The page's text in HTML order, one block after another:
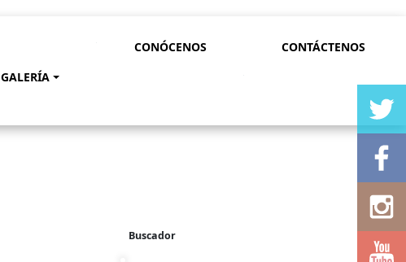
GALERÍA
CONÓCENOS CONTÁCTENOS
Buscador